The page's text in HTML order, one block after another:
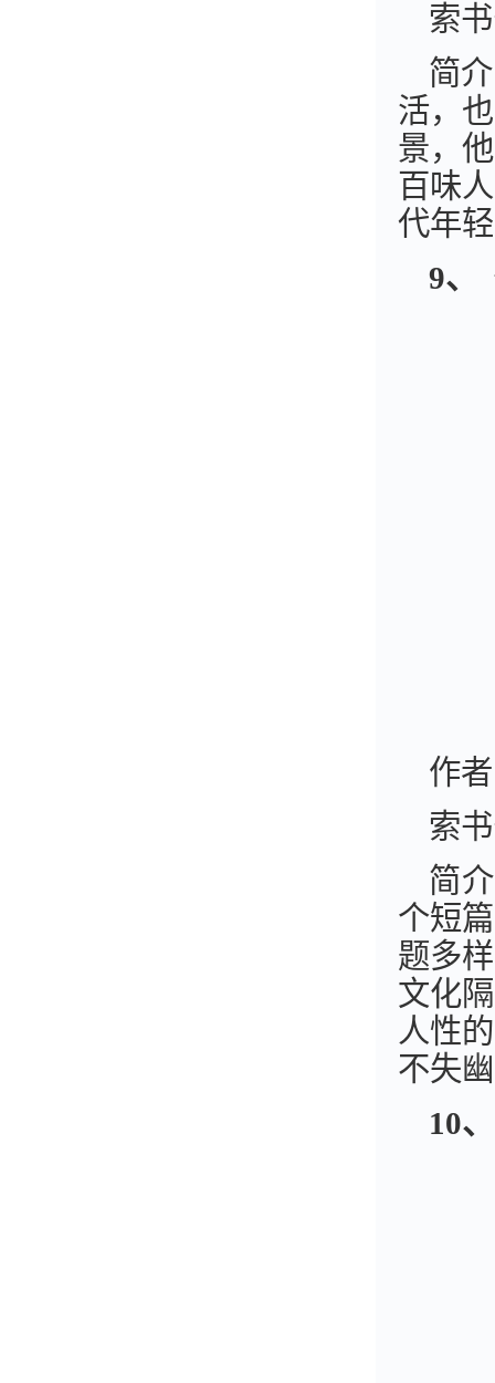
索
简
活，
景，
百味
代年
9、
作
索
简
个短
题多
文化
人性
不失
10